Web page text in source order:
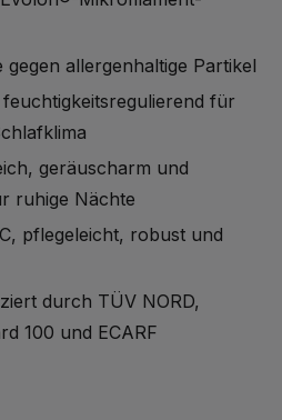
allergenhaltige Partikel
für
geräuscharm und
ruhige Nächte
pflegeleicht, robust und
durch TÜV NORD,
100 und ECARF